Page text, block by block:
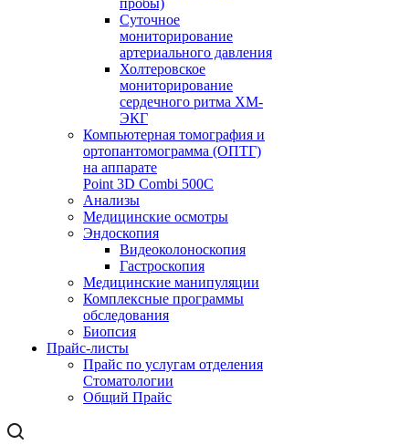
пробы)
Суточное
мониторирование
артериального давления
Холтеровское
мониторирование
сердечного ритма ХМ-
ЭКГ
Компьютерная томография и
ортопантомограмма (ОПТГ)
на аппарате
Point 3D Combi 500C
Анализы
Медицинские осмотры
Эндоскопия
Видеоколоноскопия
Гастроскопия
Медицинские манипуляции
Комплексные программы
обследования
Биопсия
Прайс-листы
Прайс по услугам отделения
Стоматологии
Общий Прайс